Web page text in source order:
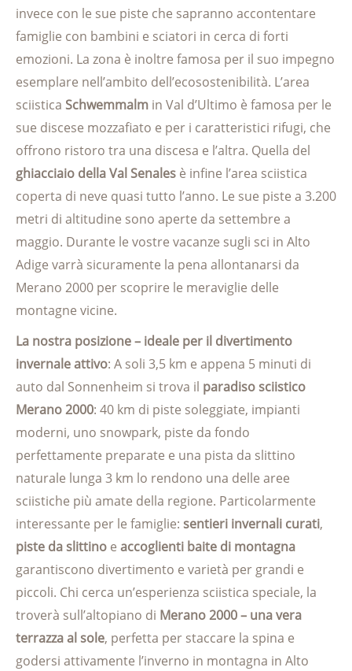
invece con le sue piste che sapranno accontentare
famiglie con bambini e sciatori in cerca di forti
emozioni. La zona è inoltre famosa per il suo impegno
esemplare nell’ambito dell’ecosostenibilità. L’area
sciistica Schwemmalm in Val d’Ultimo è famosa per le
sue discese mozzafiato e per i caratteristici rifugi, che
offrono ristoro tra una discesa e l’altra. Quella del
ghiacciaio della Val Senales è infine l’area sciistica
coperta di neve quasi tutto l’anno. Le sue piste a 3.200
metri di altitudine sono aperte da settembre a
maggio. Durante le vostre vacanze sugli sci in Alto
Adige varrà sicuramente la pena allontanarsi da
Merano 2000 per scoprire le meraviglie delle
montagne vicine.
La nostra posizione – ideale per il divertimento
invernale attivo: A soli 3,5 km e appena 5 minuti di
auto dal Sonnenheim si trova il paradiso sciistico
Merano 2000: 40 km di piste soleggiate, impianti
moderni, uno snowpark, piste da fondo
perfettamente preparate e una pista da slittino
naturale lunga 3 km lo rendono una delle aree
sciistiche più amate della regione. Particolarmente
interessante per le famiglie: sentieri invernali curati,
piste da slittino e accoglienti baite di montagna
garantiscono divertimento e varietà per grandi e
piccoli. Chi cerca un’esperienza sciistica speciale, la
troverà sull’altopiano di Merano 2000 – una vera
terrazza al sole, perfetta per staccare la spina e
godersi attivamente l’inverno in montagna in Alto